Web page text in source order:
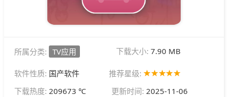
所属分类: TV应用 下载大小: 7.90 MB
软件性质: 国产软件
推荐星级:
下载热度: 209673 ℃ 更新时间: 2025-11-06